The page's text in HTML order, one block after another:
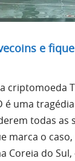
e
criptomoeda
é uma
todas as
marca o
Coreia do Sul,